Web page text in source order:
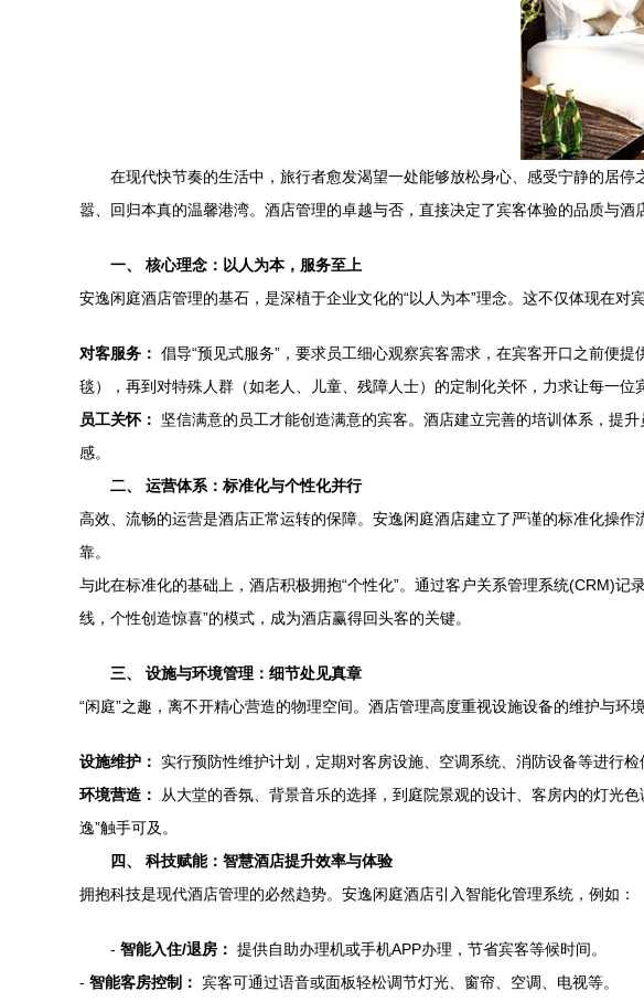
在现代快节奏的生活中，旅行者愈发渴望一处能够放松身心、感受宁静的居
嚣、回归本真的温馨港湾。酒店管理的卓越与否，直接决定了宾客体验的品质与酒
一、 核心理念：以人为本，服务至上
安逸闲庭酒店管理的基石，是深植于企业文化的“以人为本”理念。这不仅体现在对
对客服务： 倡导“预见式服务”，要求员工细心观察宾客需求，在宾客开口之前便
毯），再到对特殊人群（如老人、儿童、残障人士）的定制化关怀，力求让每一位
员工关怀：
坚信满意的员工才能创造满意的宾客。酒店建立完善的培训体系，提
感。
二、 运营体系：标准化与个性化并行
高效、流畅的运营是酒店正常运转的保障。安逸闲庭酒店建立了严谨的标准化操
靠。
与此在标准化的基础上，酒店积极拥抱“个性化”。通过客户关系管理系统(CRM)
线，个性创造惊喜”的模式，成为酒店赢得回头客的关键。
三、 设施与环境管理：细节处见真章
“闲庭”之趣，离不开精心营造的物理空间。酒店管理高度重视设施设备的维护与环境
设施维护： 实行预防性维护计划，定期对客房设施、空调系统、消防设备等进行
环境营造：
从大堂的香氛、背景音乐的选择，到庭院景观的设计、客房内的灯光
逸”触手可及。
四、 科技赋能：智慧酒店提升效率与体验
拥抱科技是现代酒店管理的必然趋势。安逸闲庭酒店引入智能化管理系统，例如：
- 智能入住/退房： 提供自助办理机或手机APP办理，节省宾客等候时间。
- 智能客房控制： 宾客可通过语音或面板轻松调节灯光、窗帘、空调、电视等。